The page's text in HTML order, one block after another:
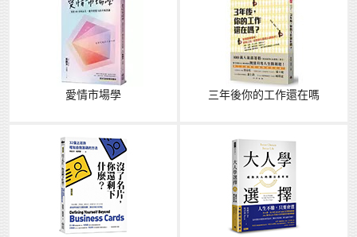
愛情市場學 三年後你的工作還在嗎